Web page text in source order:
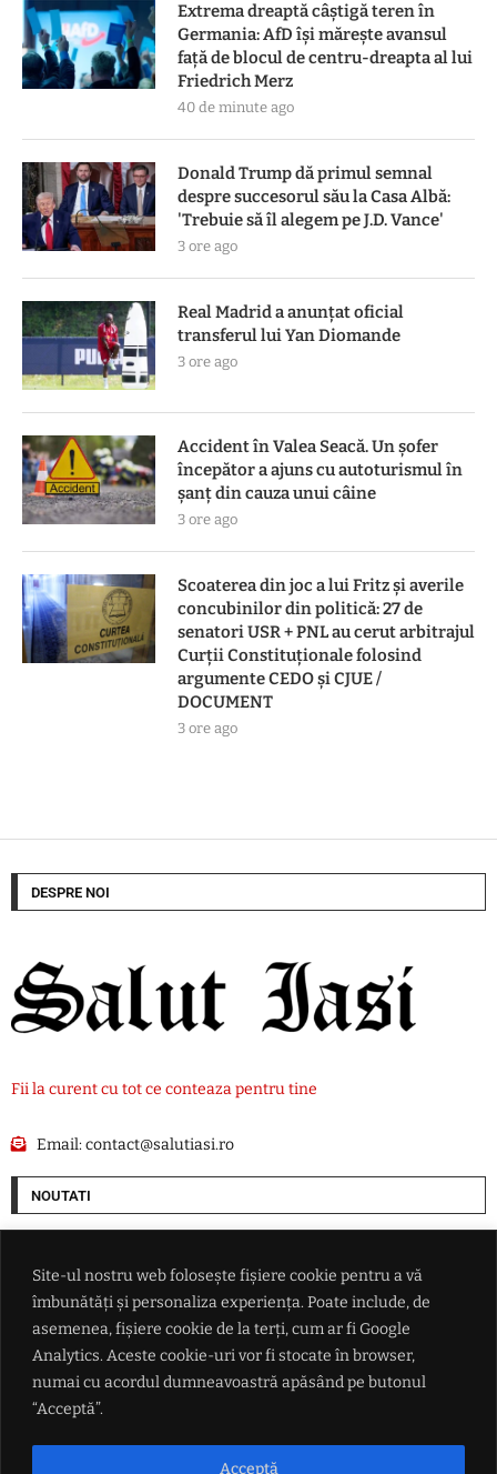
Site-ul nostru web folosește fișiere cookie pentru a vă
îmbunătăți și personaliza experiența. Poate include, de
asemenea, fișiere cookie de la terți, cum ar fi Google
Analytics. Aceste cookie-uri vor fi stocate în browser,
numai cu acordul dumneavoastră apăsând pe butonul
“Acceptă”.
Acceptă
Extrema dreaptă câștigă teren în
Germania: AfD își mărește avansul
față de blocul de centru-dreapta al lui
Friedrich Merz
40 de minute ago
Donald Trump dă primul semnal
despre succesorul său la Casa Albă:
'Trebuie să îl alegem pe J.D. Vance'
3 ore ago
Real Madrid a anunțat oficial
transferul lui Yan Diomande
3 ore ago
Accident în Valea Seacă. Un șofer
începător a ajuns cu autoturismul în
șanț din cauza unui câine
3 ore ago
Scoaterea din joc a lui Fritz și averile
concubinilor din politică: 27 de
senatori USR + PNL au cerut arbitrajul
Curții Constituționale folosind
argumente CEDO și CJUE /
DOCUMENT
3 ore ago
DESPRE NOI
Fii la curent cu tot ce conteaza pentru tine
Email:contact@salutiasi.ro
NOUTATI
față de blocul de centru-dreapta al lui Friedrich Merz
Donald Trump dă primul semnal despre succesorul său la Casa Albă:
'Trebuie să îl alegem pe J.D. Vance'
Real Madrid a anunțat oficial transferul lui Yan Diomande
Accident în Valea Seacă. Un șofer începător a ajuns cu autoturismul în